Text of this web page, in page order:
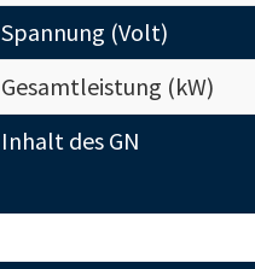
Spannung (Volt)
Gesamtleistung (kW)
Inhalt des GN